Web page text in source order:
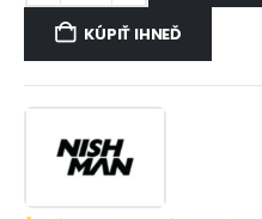
KÚPIŤ IHNEĎ